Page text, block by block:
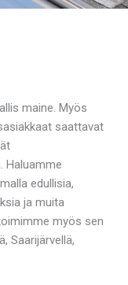
maine. Myös
saattavat
Haluamme
edullisia,
ja muita
myös sen
Saarijärvellä,